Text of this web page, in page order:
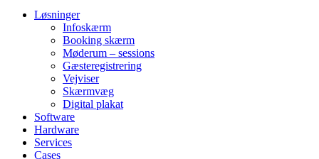
Løsninger
Infoskærm
Booking skærm
Møderum – sessions
Gæsteregistrering
Vejviser
Skærmvæg
Digital plakat
Software
Hardware
Services
Cases